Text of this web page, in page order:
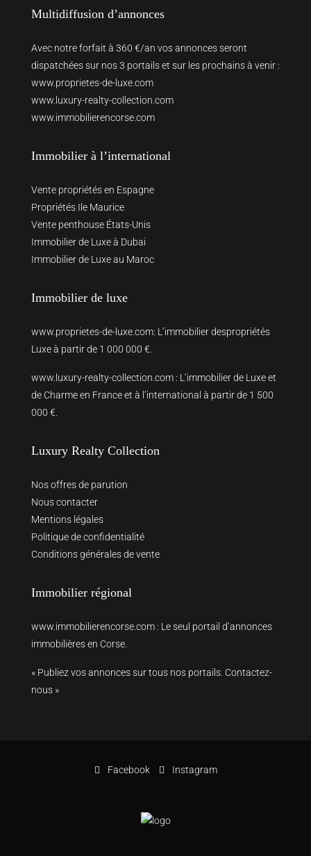
Multidiffusion d’annonces
Avec notre forfait à 360 €/an vos annonces seront
dispatchées sur nos 3 portails et sur les prochains à venir :
www.proprietes-de-luxe.com
www.luxury-realty-collection.com
www.immobilierencorse.com
Immobilier à l’international
Vente propriétés en Espagne
Propriétés Ile Maurice
Vente penthouse États-Unis
Immobilier de Luxe à Dubai
Immobilier de Luxe au Maroc
Immobilier de luxe
www.proprietes-de-luxe.com: L’immobilier despropriétés
Luxe à partir de 1 000 000 €.
www.luxury-realty-collection.com : L’immobilier de Luxe et
de Charme en France et à l’international à partir de 1 500
000 €.
Luxury Realty Collection
Nos offres de parution
Nous contacter
Mentions légales
Politique de confidentialité
Conditions générales de vente
Immobilier régional
www.immobilierencorse.com : Le seul portail d’annonces
immobilières en Corse.
« Publiez vos annonces sur tous nos portails. Contactez-
nous »
Facebook Instagram